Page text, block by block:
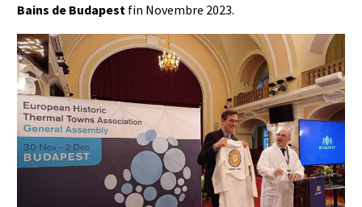
Bains de Budapest fin Novembre 2023.